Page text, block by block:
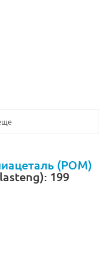
(POM)
199